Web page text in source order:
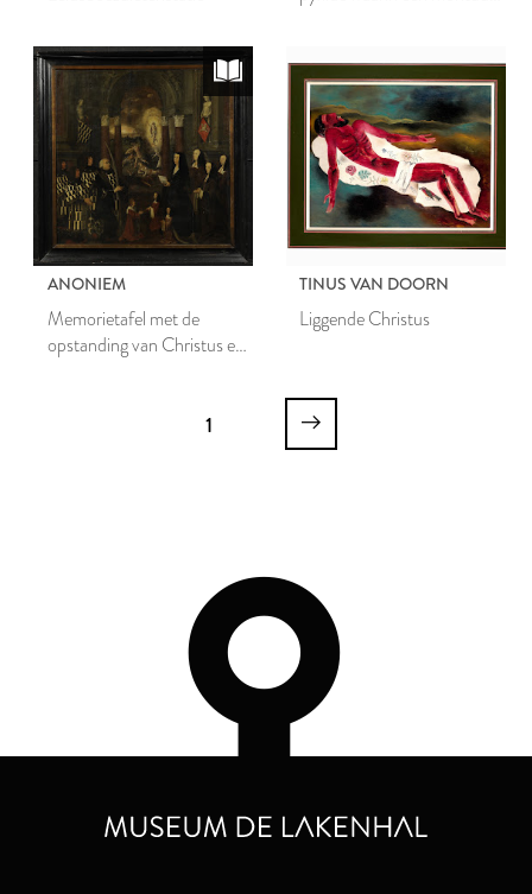
ANONIEM
Memorietafel met de
opstanding van Christus en
TINUS VAN DOORN
Liggende Christus
1